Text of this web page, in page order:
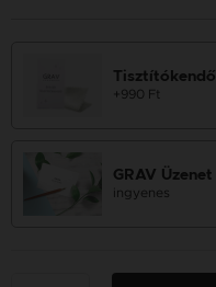
Tisztítókendő
+990 Ft
GRAV Üzenet
ingyenes